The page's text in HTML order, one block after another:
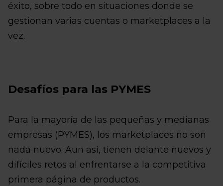
éxito, sobre todo en situaciones donde se
gestionan varias cuentas o marketplaces a la
vez.
Desafíos para las PYMES
Para la mayoría de las pequeñas y medianas
empresas (PYMES), los marketplaces no son
nada nuevo. Aun así, tienen delante nuevos y
difíciles retos al enfrentarse a la competitiva
primera página de productos.